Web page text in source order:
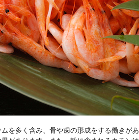
を多く含み、骨や歯の形成をする働きがあ